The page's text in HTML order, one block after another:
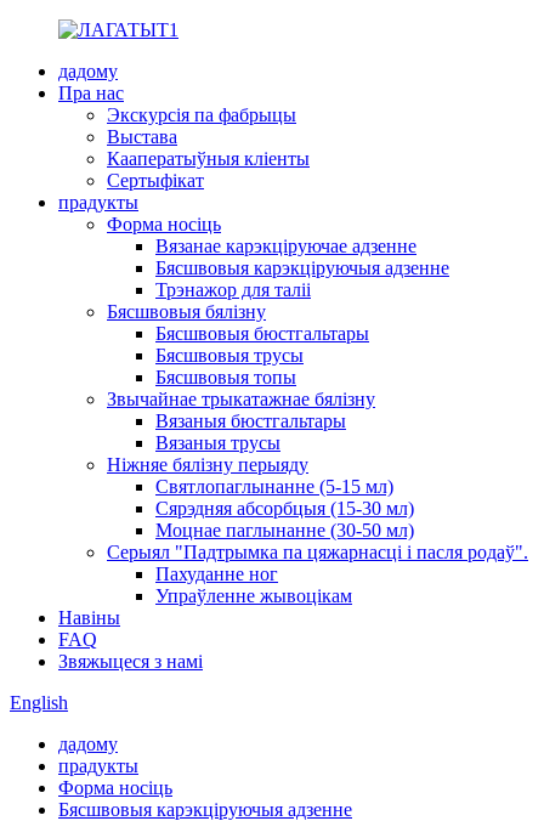
дадому
Пра нас
Экскурсія па фабрыцы
Выстава
Кааператыўныя кліенты
Сертыфікат
прадукты
Форма носіць
Вязанае карэкціруючае адзенне
Бясшвовыя карэкціруючыя адзенне
Трэнажор для таліі
Бясшвовыя бялізну
Бясшвовыя бюстгальтары
Бясшвовыя трусы
Бясшвовыя топы
Звычайнае трыкатажнае бялізну
Вязаныя бюстгальтары
Вязаныя трусы
Ніжняе бялізну перыяду
Святлопаглынанне (5-15 мл)
Сярэдняя абсорбцыя (15-30 мл)
Моцнае паглынанне (30-50 мл)
Серыял "Падтрымка па цяжарнасці і пасля родаў".
Пахуданне ног
Упраўленне жывоцікам
Навіны
FAQ
Звяжыцеся з намі
English
дадому
прадукты
Форма носіць
Бясшвовыя карэкціруючыя адзенне